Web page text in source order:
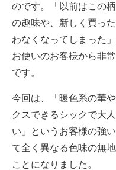
のです。「以前はこの
の趣味や、新しく買っ
わなくなってしまった
お使いのお客様から非
です。
今回は、「暖色系の華
クスできるシックで大
い」というお客様の強
て全く異なる色味の無
ことになりました。